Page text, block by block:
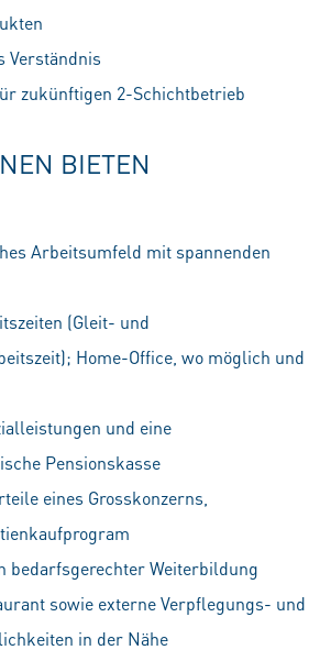
Verständnis
zukünftigen 2-Schichtbetrieb
BIETEN
Arbeitsumfeld mit spannenden
(Gleit- und
Home-Office, wo möglich und
und eine
Pensionskasse
eines Grosskonzerns,
bedarfsgerechter Weiterbildung
sowie externe Verpflegungs- und
in der Nähe